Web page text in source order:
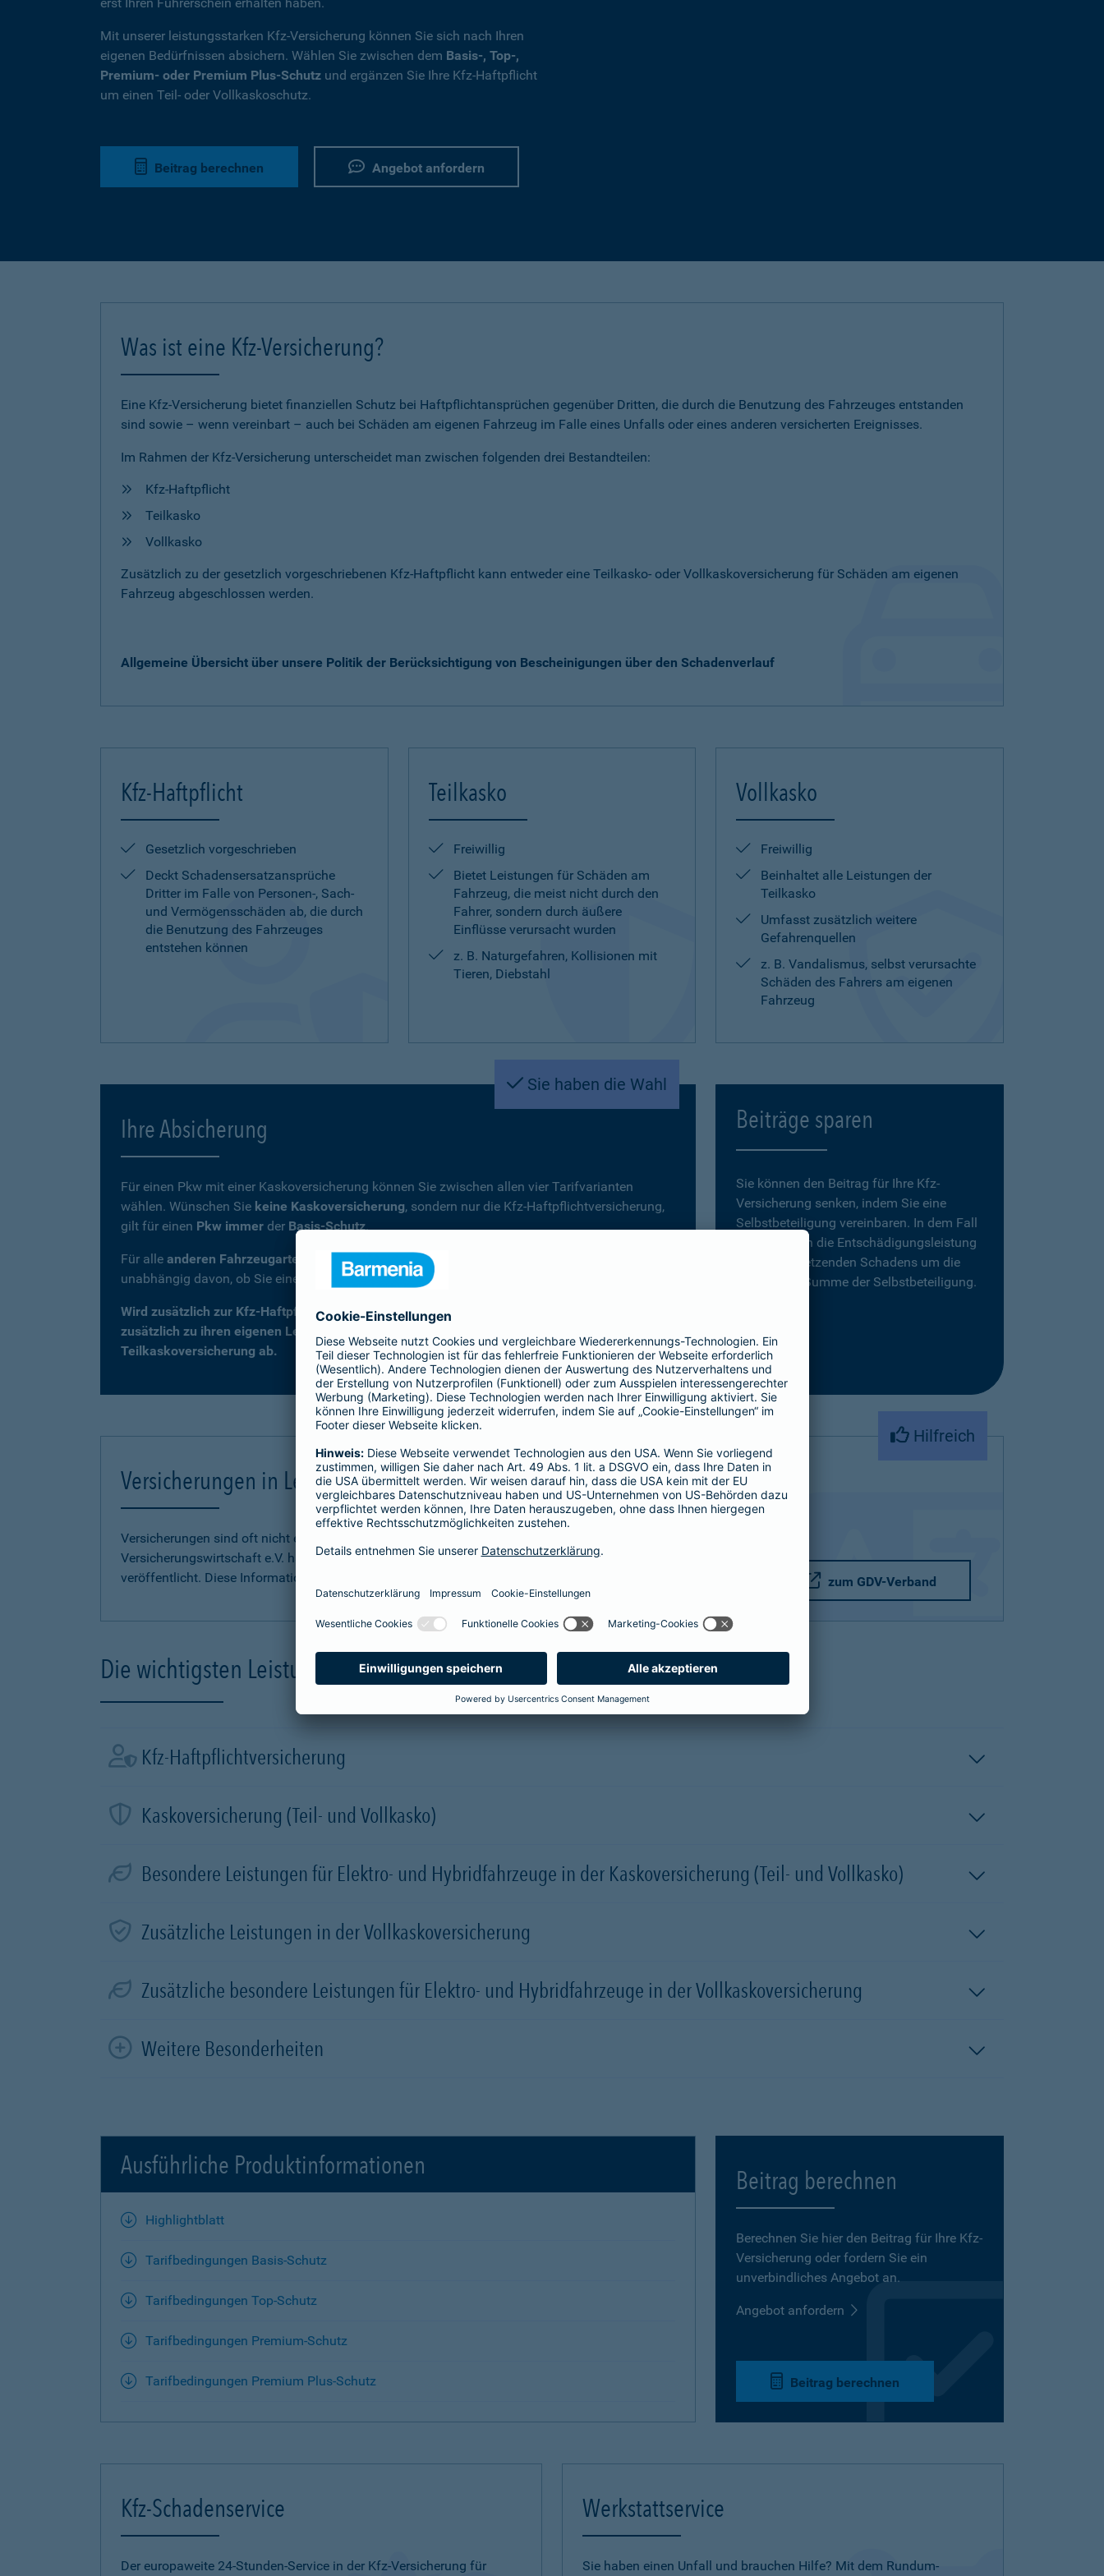
Mit unserer leistungsstarken Kfz-Versicherung können Sie sich nach Ihren
eigenen Bedürfnissen absichern. Wählen Sie zwischen dem Basis-, Top-,
Premium- oder Premium Plus-Schutz und ergänzen Sie Ihre Kfz-Haftpflicht
um einen Teil- oder Vollkaskoschutz.
Beitrag berechnen Angebot anfordern
Was ist eine Kfz-Versicherung?
Eine Kfz-Versicherung bietet finanziellen Schutz bei Haftpflichtansprüchen gegenüber Dritten, die durch die Benutzung des Fahrzeuges entstanden
sind sowie – wenn vereinbart – auch bei Schäden am eigenen Fahrzeug im Falle eines Unfalls oder eines anderen versicherten Ereignisses.
Im Rahmen der Kfz-Versicherung unterscheidet man zwischen folgenden drei Bestandteilen:
Kfz-Haftpflicht
Teilkasko
Vollkasko
Zusätzlich zu der gesetzlich vorgeschriebenen Kfz-Haftpflicht kann entweder eine Teilkasko- oder Vollkaskoversicherung für Schäden am eigenen
Fahrzeug abgeschlossen werden.
Allgemeine Übersicht über unsere Politik der Berücksichtigung von Bescheinigungen über den Schadenverlauf
Kfz-Haftpflicht
Gesetzlich vorgeschrieben
Deckt Schadensersatzansprüche
Dritter im Falle von Personen-, Sach-
und Vermögensschäden ab, die durch
die Benutzung des Fahrzeuges
entstehen können
Teilkasko
Freiwillig
Bietet Leistungen für Schäden am
Fahrzeug, die meist nicht durch den
Fahrer, sondern durch äußere
Einflüsse verursacht wurden
z. B. Naturgefahren, Kollisionen mit
Tieren, Diebstahl
Vollkasko
Freiwillig
Beinhaltet alle Leistungen der
Teilkasko
Umfasst zusätzlich weitere
Gefahrenquellen
z. B. Vandalismus, selbst verursachte
Schäden des Fahrers am eigenen
Fahrzeug
Sie haben die Wahl
Ihre Absicherung
Für einen Pkw mit einer Kaskoversicherung können Sie zwischen allen vier Tarifvarianten
wählen. Wünschen Sie keine Kaskoversicherung, sondern nur die Kfz-Haftpflichtversicherung,
gilt für einen Pkw immer der Basis-Schutz.
Für alle anderen Fahrzeugarten (z. B. Krafträder, Campingfahrzeuge) gilt immer der
unabhängig davon, ob Sie eine Kaskoversicherung wählen.
Wird zusätzlich zur Kfz-Haftpflicht eine Vollkaskoversicherung vereinbart, deckt diese –
zusätzlich zu ihren eigenen Leistungen – automatisch auch alle Leistungen der
Teilkaskoversicherung ab.
Beiträge sparen
Sie können den Beitrag für Ihre Kfz-
Versicherung senken, indem Sie eine
Selbstbeteiligung vereinbaren. In dem Fall
reduziert sich die Entschädigungsleistung
eines zu ersetzenden Schadens um die
vereinbarte Summe der Selbstbeteiligung.
Hilfreich
Versicherungen in Leichter Sprache erklärt
Versicherungen sind oft nicht einfach zu verstehen. Der Gesamtverband der Deutschen
Versicherungswirtschaft e.V. hat
Informationen in Leichter Sprache zu diversen Versicherungen
veröffentlicht. Diese Informationen finden Sie hier.
zum GDV-Verband
Die wichtigsten Leistungen der Kfz-Versicherung im Überblick
Kfz-Haftpflichtversicherung
Kaskoversicherung (Teil- und Vollkasko)
Besondere Leistungen für Elektro- und Hybridfahrzeuge in der Kaskoversicherung (Teil- und Vollkasko)
Zusätzliche Leistungen in der Vollkaskoversicherung
Zusätzliche besondere Leistungen für Elektro- und Hybridfahrzeuge in der Vollkaskoversicherung
Weitere Besonderheiten
Ausführliche Produktinformationen
Highlightblatt
Tarifbedingungen Basis-Schutz
Tarifbedingungen Top-Schutz
Tarifbedingungen Premium-Schutz
Tarifbedingungen Premium Plus-Schutz
Beitrag berechnen
Berechnen Sie hier den Beitrag für Ihre Kfz-
Versicherung oder fordern Sie ein
unverbindliches Angebot an.
Angebot anfordern
Beitrag berechnen
Kfz-Schadenservice
Der europaweite 24-Stunden-Service in der Kfz-Versicherung für
Werkstattservice
Sie haben einen Unfall und brauchen Hilfe? Mit dem Rundum-